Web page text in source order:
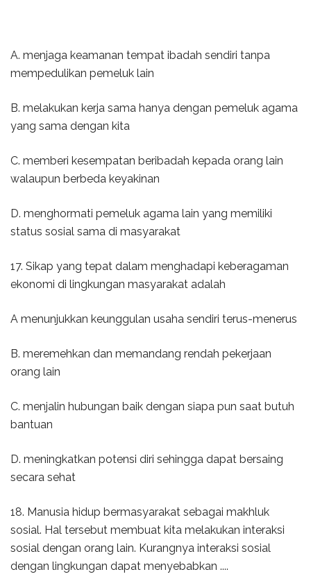
A. menjaga keamanan tempat ibadah sendiri tanpa
mempedulikan pemeluk lain
B. melakukan kerja sama hanya dengan pemeluk agama
yang sama dengan kita
C. memberi kesempatan beribadah kepada orang lain
walaupun berbeda keyakinan
D. menghormati pemeluk agama lain yang memiliki
status sosial sama di masyarakat
17. Sikap yang tepat dalam menghadapi keberagaman
ekonomi di lingkungan masyarakat adalah
A menunjukkan keunggulan usaha sendiri terus-menerus
B. meremehkan dan memandang rendah pekerjaan
orang lain
C. menjalin hubungan baik dengan siapa pun saat butuh
bantuan
D. meningkatkan potensi diri sehingga dapat bersaing
secara sehat
18. Manusia hidup bermasyarakat sebagai makhluk
sosial. Hal tersebut membuat kita melakukan interaksi
sosial dengan orang lain. Kurangnya interaksi sosial
dengan lingkungan dapat menyebabkan ....